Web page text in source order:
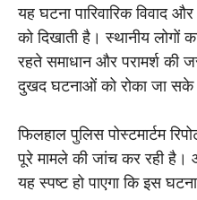
यह घटना पारिवारिक विवाद
को दिखाती है। स्थानीय लोगों
रहते समाधान और परामर्श की
दुखद घटनाओं को रोका जा
फिलहाल पुलिस पोस्टमार्टम
पूरे मामले की जांच कर रही है।
यह स्पष्ट हो पाएगा कि इस